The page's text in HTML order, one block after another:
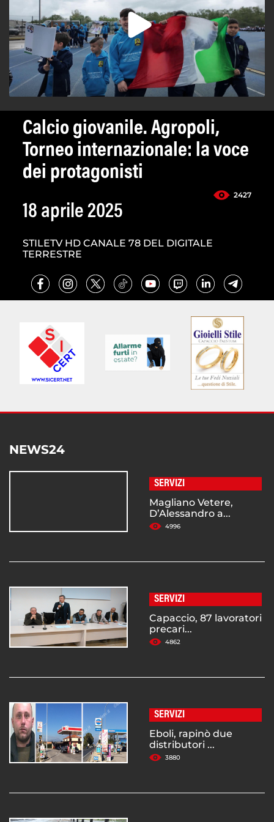
Calcio giovanile. Agropoli,
Torneo internazionale: la voce
dei protagonisti
2427
18 aprile 2025
STILETV HD CANALE 78 DEL DIGITALE
TERRESTRE
NEWS24
SERVIZI
Magliano Vetere,
D’Alessandro a...
4996
SERVIZI
Capaccio, 87 lavoratori
precari...
4862
SERVIZI
Eboli, rapinò due
distributori ...
3880